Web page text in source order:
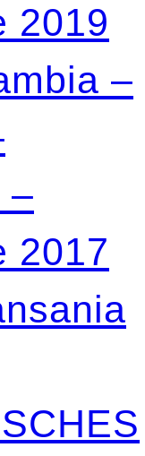
2019
–
–
2017